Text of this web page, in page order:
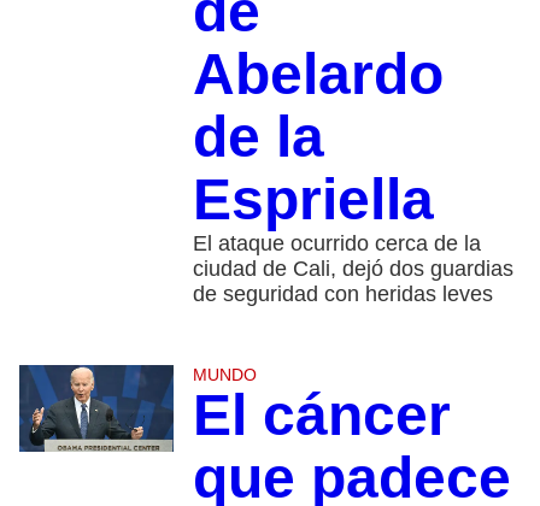
Abelardo
de la
Espriella
El ataque ocurrido cerca de la
ciudad de Cali, dejó dos guardias
de seguridad con heridas leves
MUNDO
El cáncer
que padece